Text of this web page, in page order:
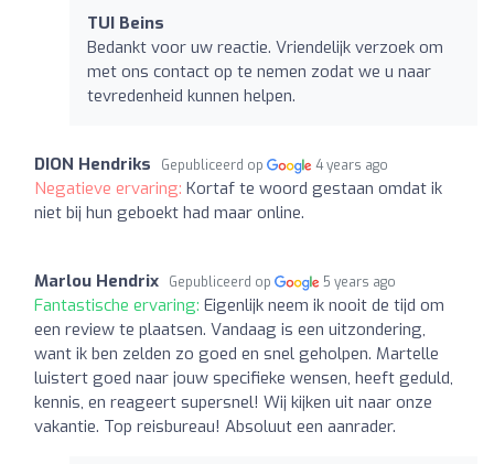
TUI Beins
Bedankt voor uw reactie. Vriendelijk verzoek om
met ons contact op te nemen zodat we u naar
tevredenheid kunnen helpen.
DION Hendriks Gepubliceerd op 4 years ago
Negatieve ervaring: Kortaf te woord gestaan omdat ik
niet bij hun geboekt had maar online.
Marlou Hendrix Gepubliceerd op 5 years ago
Fantastische ervaring: Eigenlijk neem ik nooit de tijd om
een review te plaatsen. Vandaag is een uitzondering,
want ik ben zelden zo goed en snel geholpen. Martelle
luistert goed naar jouw specifieke wensen, heeft geduld,
kennis, en reageert supersnel! Wij kijken uit naar onze
vakantie. Top reisbureau! Absoluut een aanrader.